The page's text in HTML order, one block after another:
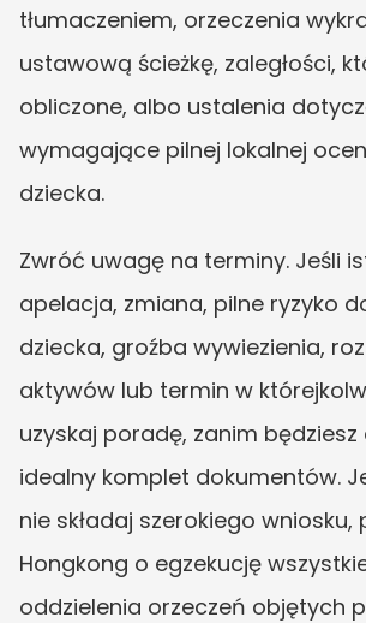
tłumaczeniem, orzeczenia
ustawową ścieżkę, zaległości,
obliczone, albo ustalenia
wymagające pilnej lokalnej
dziecka.
Zwróć uwagę na terminy. Jeśli
apelacja, zmiana, pilne ryzyko
dziecka, groźba wywiezienia,
aktywów lub termin w
uzyskaj poradę, zanim będziesz
idealny komplet dokumentów.
nie składaj szerokiego wniosku,
Hongkong o egzekucję
oddzielenia orzeczeń objętych